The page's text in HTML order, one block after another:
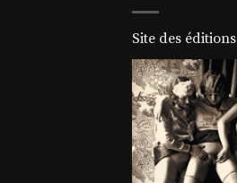
Site des éditions